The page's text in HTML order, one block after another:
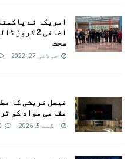
امريکہ نے
اضافی 2
صحت
جولائی 27, 2022
فیصل قریشی کا
مقامی مواد کو
اگست 5, 2026